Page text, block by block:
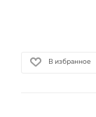
В избранное